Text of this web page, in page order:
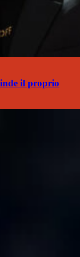
il proprio